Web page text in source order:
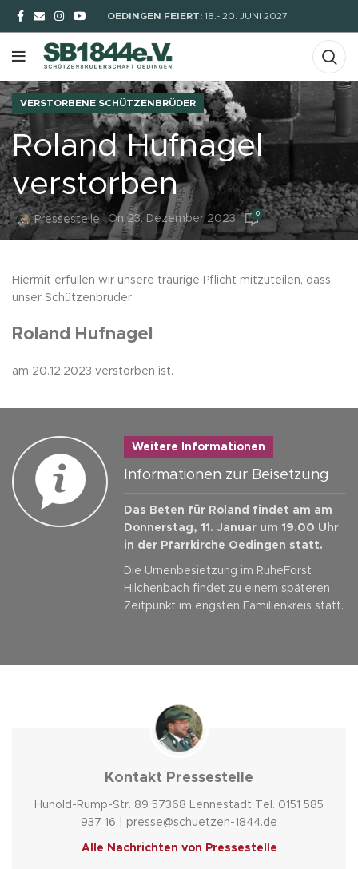
OEDINGEN FEIERT: 18.- 20. JUNI 2027
VERSTORBENE SCHÜTZENBRÜDER
Roland Hufnagel
verstorben
Pressestelle On 23. Dezember 2023 0
Hiermit erfüllen wir unsere traurige Pflicht mitzuteilen, dass
unser Schützenbruder
Roland Hufnagel
am 20.12.2023 verstorben ist.
Weitere Informationen
Informationen zur Beisetzung
Das Beten für Roland findet am am
Donnerstag, 11. Januar um 19.00 Uhr
in der Pfarrkirche Oedingen statt.
Die Urnenbesietzung im RuheForst
Hilchenbach findet zu einem späteren
Zeitpunkt im engsten Familienkreis statt.
Kontakt Pressestelle
Hunold-Rump-Str. 89 57368 Lennestadt Tel. 0151 585
937 16 | presse@schuetzen-1844.de
Alle Nachrichten von Pressestelle